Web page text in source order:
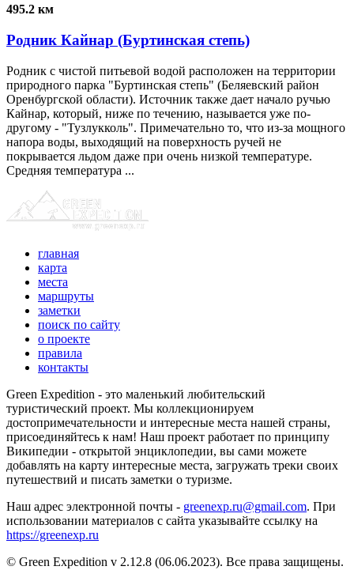
495.2 км
Родник Кайнар (Буртинская степь)
Родник с чистой питьевой водой расположен на территории
природного парка "Буртинская степь" (Беляевский район
Оренбургской области). Источник также дает начало ручью
Кайнар, который, ниже по течению, называется уже по-
другому - "Тузлукколь". Примечательно то, что из-за мощного
напора воды, выходящий на поверхность ручей не
покрывается льдом даже при очень низкой температуре.
Средняя температура ...
главная
карта
места
маршруты
заметки
поиск по сайту
о проекте
правила
контакты
Green Expedition - это маленький любительский
туристический проект. Мы коллекционируем
достопримечательности и интересные места нашей страны,
присоединяйтесь к нам! Наш проект работает по принципу
Википедии - открытой энциклопедии, вы сами можете
добавлять на карту интересные места, загружать треки своих
путешествий и писать заметки о туризме.
Наш адрес электронной почты - greenexp.ru@gmail.com. При
использовании материалов с сайта указывайте ссылку на
https://greenexp.ru
© Green Expedition v 2.12.8 (06.06.2023). Все права защищены.